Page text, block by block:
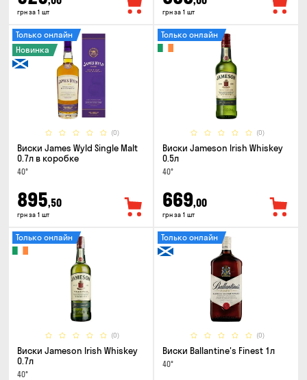
грн за 1 шт грн за 1 шт
(0)
Только онлайн
Новинка
Виски James Wyld Single Malt
0.7л в коробке
40°
895,50
грн за 1 шт
(0)
Только онлайн
Виски Jameson Irish Whiskey
0.5л
40°
669,00
грн за 1 шт
(0)
Только онлайн
Виски Jameson Irish Whiskey
0.7л
40°
(0)
Только онлайн
Виски Ballantine's Finest 1л
40°